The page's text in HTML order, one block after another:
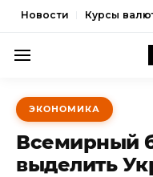
Новости Курсы
ПОЛИТИКА
ЭКОНОМИКА
ОБЩЕСТВО
ЭКОНОМИКА
Всемирный
выделить